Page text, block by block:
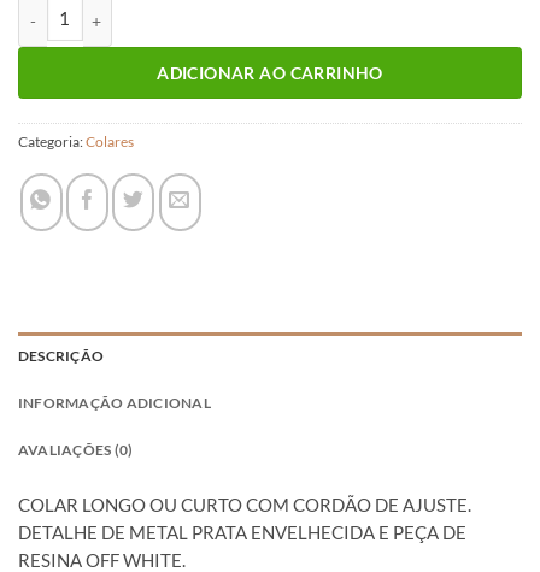
ADICIONAR AO CARRINHO
Categoria:Colares
DESCRIÇÃO
INFORMAÇÃO ADICIONAL
AVALIAÇÕES (0)
COLAR LONGO OU CURTO COM CORDÃO DE AJUSTE.
DETALHE DE METAL PRATA ENVELHECIDA E PEÇA DE
RESINA OFF WHITE.